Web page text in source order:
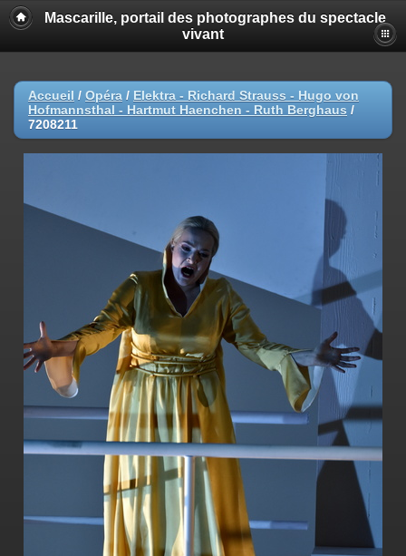
Mascarille, portail des photographes du spectacle
vivant
Accueil / Opéra / Elektra - Richard Strauss - Hugo von
Hofmannsthal - Hartmut Haenchen - Ruth Berghaus /
7208211